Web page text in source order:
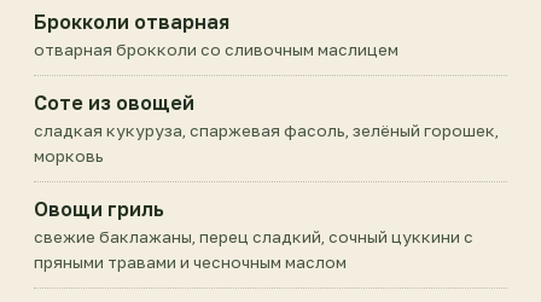
Брокколи отварная
отварная брокколи со сливочным маслицем
Соте из овощей
сладкая кукуруза, спаржевая фасоль, зелёный горошек,
морковь
Овощи гриль
свежие баклажаны, перец сладкий, сочный цуккини с
пряными травами и чесночным маслом